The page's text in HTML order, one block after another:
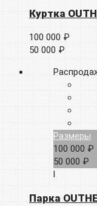
Куртка
100 000 ₽
50 000 ₽
Размеры
100 000 ₽
50 000 ₽
l
Парка